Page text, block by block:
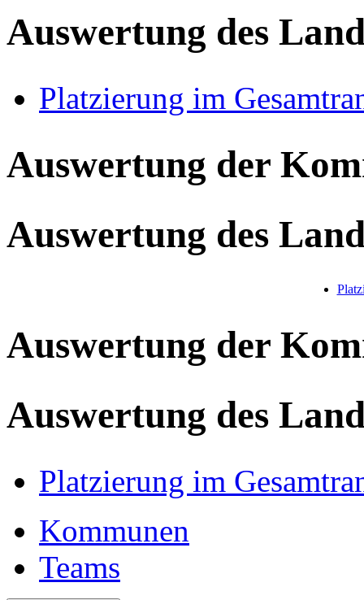
Auswertung des
Platzierung im
Auswertung der
Auswertung des
Auswertung der
Auswertung des
Platzierung im
Kommunen
Teams